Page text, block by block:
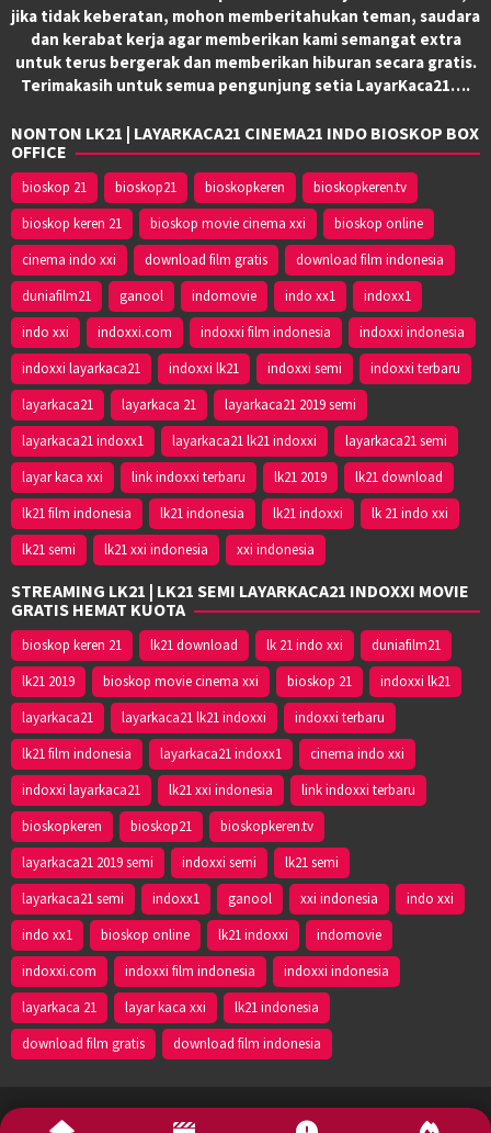
jika tidak keberatan, mohon memberitahukan teman, saudara
dan kerabat kerja agar memberikan kami semangat extra
untuk terus bergerak dan memberikan hiburan secara gratis.
Terimakasih untuk semua pengunjung setia LayarKaca21….
NONTON LK21 | LAYARKACA21 CINEMA21 INDO BIOSKOP BOX
OFFICE
bioskop 21 bioskop21 bioskopkeren
bioskopkeren.tv
bioskop keren 21
bioskop movie cinema xxi
bioskop online
cinema indo xxi
download film gratis
download film indonesia
duniafilm21
ganool indomovie indo xx1
indoxx1
indo xxi
indoxxi.com indoxxi film indonesia
indoxxi indonesia
indoxxi layarkaca21
indoxxi lk21 indoxxi semi
indoxxi terbaru
layarkaca21
layarkaca 21
layarkaca21 2019 semi
layarkaca21 indoxx1
layarkaca21 lk21 indoxxi
layarkaca21 semi
layar kaca xxi
link indoxxi terbaru lk21 2019
lk21 download
lk21 film indonesia
lk21 indonesia lk21 indoxxi
lk 21 indo xxi
lk21 semi
lk21 xxi indonesia xxi indonesia
STREAMING LK21 | LK21 SEMI LAYARKACA21 INDOXXI MOVIE
GRATIS HEMAT KUOTA
bioskop keren 21 lk21 download lk 21 indo xxi
duniafilm21
lk21 2019
bioskop movie cinema xxi bioskop 21
indoxxi lk21
layarkaca21
layarkaca21 lk21 indoxxi
indoxxi terbaru
lk21 film indonesia
layarkaca21 indoxx1
cinema indo xxi
indoxxi layarkaca21
lk21 xxi indonesia
link indoxxi terbaru
bioskopkeren
bioskop21
bioskopkeren.tv
layarkaca21 2019 semi
indoxxi semi
lk21 semi
layarkaca21 semi
indoxx1 ganool xxi indonesia
indo xxi
indo xx1
bioskop online lk21 indoxxi
indomovie
indoxxi.com
indoxxi film indonesia
indoxxi indonesia
layarkaca 21
layar kaca xxi
lk21 indonesia
download film gratis
download film indonesia